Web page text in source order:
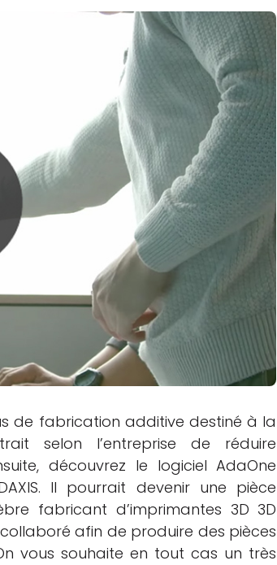
de fabrication additive destiné à la
selon l’entreprise de réduire
découvrez le logicielAdaOne
Il pourrait devenir une pièce
fabricant d’imprimantes 3D 3D
afin de produire des pièces
vous souhaite en tout cas un très